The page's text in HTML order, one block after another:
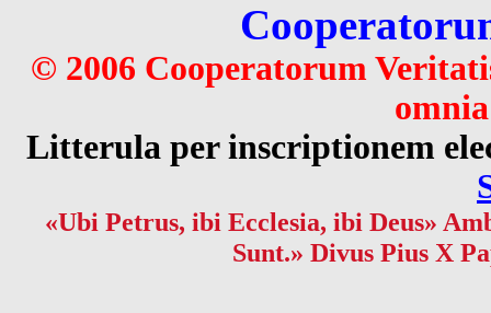
© 2006 Cooperatorum
Litterula per inscriptionem
«Ubi Petrus, ibi Ecclesia, ibi Deus»
Sunt.» Divus Pius X